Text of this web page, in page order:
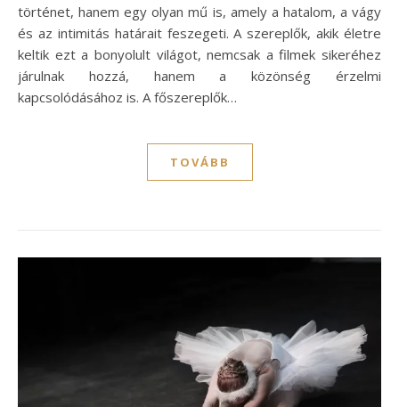
történet, hanem egy olyan mű is, amely a hatalom, a vágy
és az intimitás határait feszegeti. A szereplők, akik életre
keltik ezt a bonyolult világot, nemcsak a filmek sikeréhez
járulnak hozzá, hanem a közönség érzelmi
kapcsolódásához is. A főszereplők…
TOVÁBB